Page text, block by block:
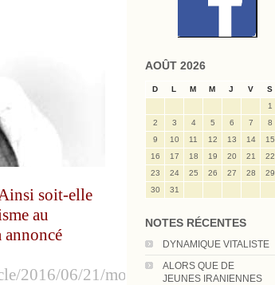
AOÛT 2026
D L M M J V
S
1
2
3 4 5 6 7
8
9
10 11 12 13 14
15
16
17 18 19 20 21
22
23
24 25 26 27 28
29
30
31
NOTES RÉCENTES
DYNAMIQUE VITALISTE
ALORS QUE DE
JEUNES IRANIENNES
soit-elle
au
annoncé
2016/06/21/mor...